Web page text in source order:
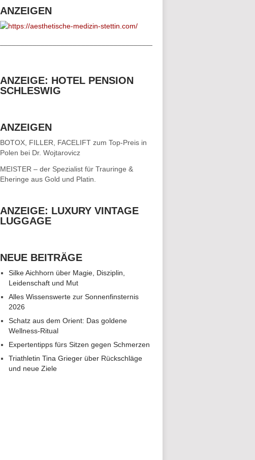
ANZEIGEN
ANZEIGE: HOTEL PENSION
SCHLESWIG
ANZEIGEN
BOTOX, FILLER, FACELIFT zum Top-Preis in
Polen bei Dr. Wojtarovicz
MEISTER – der Spezialist für Trauringe &
Eheringe aus Gold und Platin.
ANZEIGE: LUXURY VINTAGE
LUGGAGE
NEUE BEITRÄGE
Silke Aichhorn über Magie, Disziplin,
Leidenschaft und Mut
Alles Wissenswerte zur Sonnenfinsternis
2026
Schatz aus dem Orient: Das goldene
Wellness-Ritual
Expertentipps fürs Sitzen gegen Schmerzen
Triathletin Tina Grieger über Rückschläge
und neue Ziele